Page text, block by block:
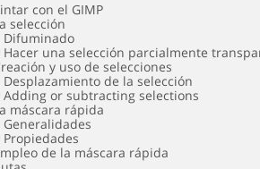
con el GIMP
selección
Difuminado
Hacer una selección parcialmente
y uso de selecciones
Desplazamiento de la selección
Adding or subtracting selections
máscara rápida
Generalidades
Propiedades
de la máscara rápida